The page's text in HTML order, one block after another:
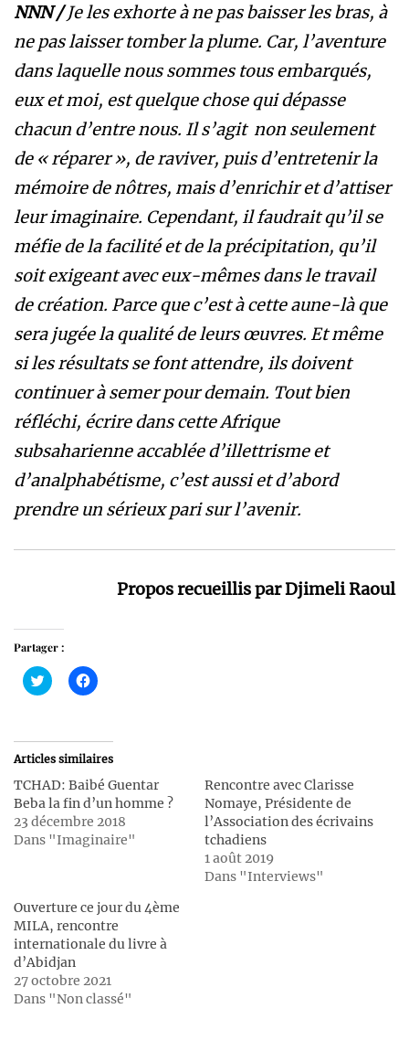
NNN /Je les exhorte à ne pas baisser les bras, à
ne pas laisser tomber la plume. Car, l’aventure
dans laquelle nous sommes tous embarqués,
eux et moi, est quelque chose qui dépasse
chacun d’entre nous. Il s’agit non seulement
de « réparer », de raviver, puis d’entretenir la
mémoire de nôtres, mais d’enrichir et d’attiser
leur imaginaire. Cependant, il faudrait qu’il se
méfie de la facilité et de la précipitation, qu’il
soit exigeant avec eux-mêmes dans le travail
de création. Parce que c’est à cette aune-là que
sera jugée la qualité de leurs œuvres. Et même
si les résultats se font attendre, ils doivent
continuer à semer pour demain. Tout bien
réfléchi, écrire dans cette Afrique
subsaharienne accablée d’illettrisme et
d’analphabétisme, c’est aussi et d’abord
prendre un sérieux pari sur l’avenir.
Propos recueillis par Djimeli Raoul
Partager :
Cliquez
pour
nouvelle
Cliquez
pour
nouvelle
Articles similaires
TCHAD: Baibé Guentar
Beba la fin d’un homme ?
23 décembre 2018
Dans "Imaginaire"
Rencontre avec Clarisse
Nomaye, Présidente de
l’Association des écrivains
tchadiens
1 août 2019
Dans "Interviews"
Ouverture ce jour du 4ème
MILA, rencontre
internationale du livre à
d’Abidjan
27 octobre 2021
Dans "Non classé"